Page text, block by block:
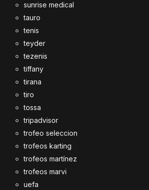
sunrise medical
tauro
tenis
teyder
tezenis
tiffany
tirana
tiro
tossa
tripadvisor
trofeo seleccion
trofeos karting
trofeos martínez
trofeos marvi
uefa